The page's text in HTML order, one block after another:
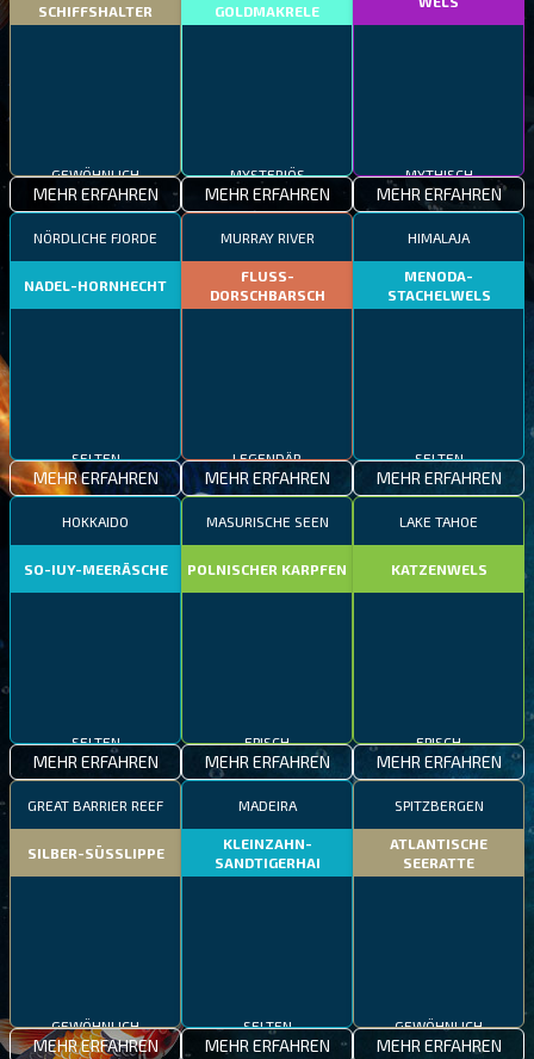
SCHIFFSHALTER
GEWÖHNLICH
MEHR ERFAHREN
GOLDMAKRELE
MYSTERIÖS
MEHR ERFAHREN
MYTHISCH
MEHR ERFAHREN
NÖRDLICHE FJORDE
NADEL-HORNHECHT
SELTEN
MEHR ERFAHREN
MURRAY RIVER
FLUSS-
DORSCHBARSCH
LEGENDÄR
MEHR ERFAHREN
HIMALAJA
MENODA-
STACHELWELS
SELTEN
MEHR ERFAHREN
HOKKAIDO
SO-IUY-MEERÄSCHE
SELTEN
MEHR ERFAHREN
MASURISCHE SEEN
POLNISCHER KARPFEN
EPISCH
MEHR ERFAHREN
LAKE TAHOE
KATZENWELS
EPISCH
MEHR ERFAHREN
GREAT BARRIER REEF
SILBER-SÜSSLIPPE
GEWÖHNLICH
MEHR ERFAHREN
MADEIRA
KLEINZAHN-
SANDTIGERHAI
SELTEN
MEHR ERFAHREN
SPITZBERGEN
ATLANTISCHE
SEERATTE
GEWÖHNLICH
MEHR ERFAHREN